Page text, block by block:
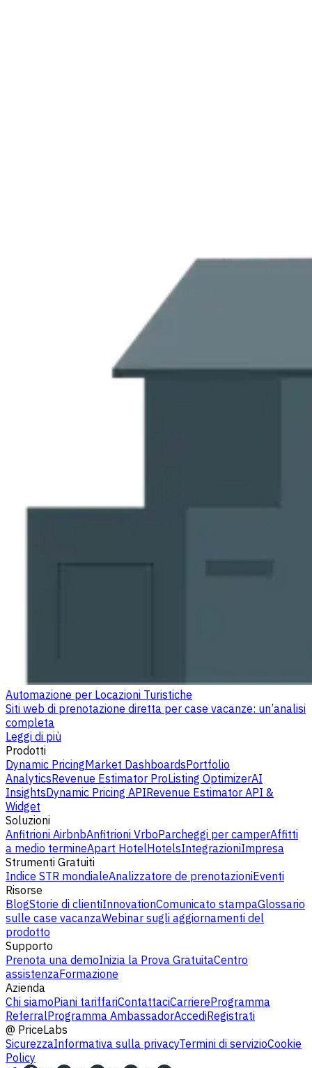
Automazione per Locazioni Turistiche
Siti web di prenotazione diretta per case vacanze: un’analisi
completa
Leggi di più
Prodotti
Dynamic PricingMarket DashboardsPortfolio
AnalyticsRevenue Estimator ProListing OptimizerAI
InsightsDynamic Pricing APIRevenue Estimator API &
Widget
Soluzioni
Anfitrioni AirbnbAnfitrioni VrboParcheggi per camperAffitti
a medio termineApart HotelHotelsIntegrazioniImpresa
Strumenti Gratuiti
Indice STR mondialeAnalizzatore de prenotazioniEventi
Risorse
BlogStorie di clientiInnovationComunicato stampaGlossario
sulle case vacanzaWebinar sugli aggiornamenti del
prodotto
Supporto
Prenota una demoInizia la Prova GratuitaCentro
assistenzaFormazione
Azienda
Chi siamoPiani tariffariContattaciCarriereProgramma
ReferralProgramma AmbassadorAccediRegistrati
@ PriceLabs
SicurezzaInformativa sulla privacyTermini di servizioCookie
Policy